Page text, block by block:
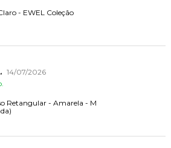
- EWEL Coleção
14/07/2026
Retangular - Amarela - M